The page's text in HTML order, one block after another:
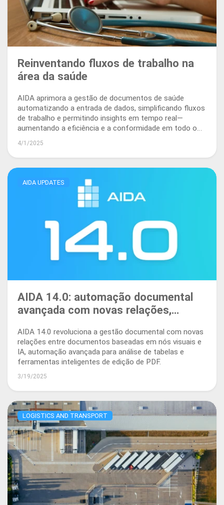
Reinventando fluxos de trabalho na
área da saúde
AIDA aprimora a gestão de documentos de saúde
automatizando a entrada de dados, simplificando fluxos
de trabalho e permitindo insights em tempo real—
aumentando a eficiência e a conformidade em todo o
4/1/2025
AIDA UPDATES
AIDA 14.0: automação documental
avançada com novas relações,
AIDA 14.0 revoluciona a gestão documental com novas
relações entre documentos baseadas em nós visuais e
IA, automação avançada para análise de tabelas e
ferramentas inteligentes de edição de PDF.
3/19/2025
LOGISTICS AND TRANSPORT